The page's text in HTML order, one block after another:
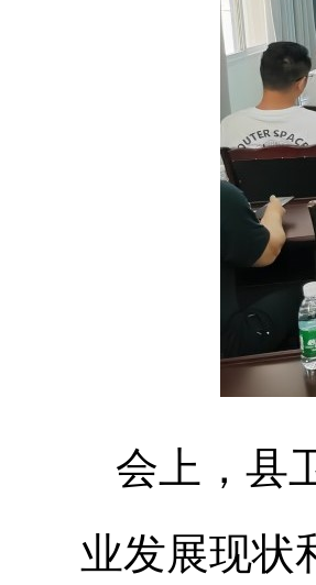
会上，县
业发展现状